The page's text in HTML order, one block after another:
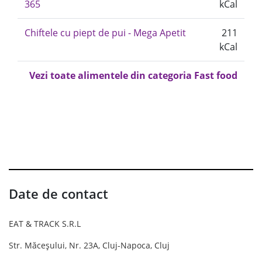
365
kCal
Chiftele cu piept de pui - Mega Apetit
211
kCal
Vezi toate alimentele din categoria Fast food
Date de contact
EAT & TRACK S.R.L
Str. Măceșului, Nr. 23A, Cluj-Napoca, Cluj